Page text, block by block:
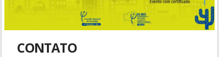
CONTATO